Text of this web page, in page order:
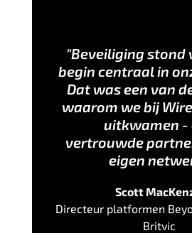
"Beveiliging stond
begin centraal in
Dat was een van
waarom we bij
uitkwamen -
vertrouwde
eigen
Scott
Directeur platformen
Britvic